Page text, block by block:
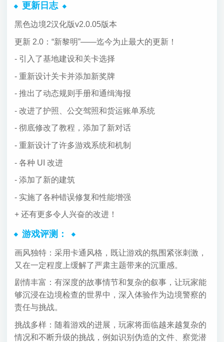
更新日志
黑色边境2汉化版v2.0.05版本
更新 2.0：“新黎明”——迄今为止最大的更新！
- 引入了基地建设和关卡选择
- 重新设计关卡并添加新奖牌
- 推出了动态规则手册和通缉海报
- 改进了护照、公交驾照和货运账单系统
- 彻底修改了教程，添加了新对话
- 重新设计了许多游戏系统和机制
- 各种 UI 改进
- 添加了新的建筑
- 实施了各种错误修复和性能增强
+ 还有更多令人兴奋的改进！
游戏评测：
画风独特：采用卡通风格，既让游戏的氛围紧张刺激，
又在一定程度上缓解了严肃主题带来的沉重感。
剧情丰富：有深度的故事情节和复杂的叙事，让玩家能
够沉浸在边境检查的世界中，深入体验作为边境警察的
责任与挑战。
挑战多样：随着游戏的进展，玩家将面临越来越复杂的
情况和不断升级的挑战，例如识别伪造的文件、察觉潜